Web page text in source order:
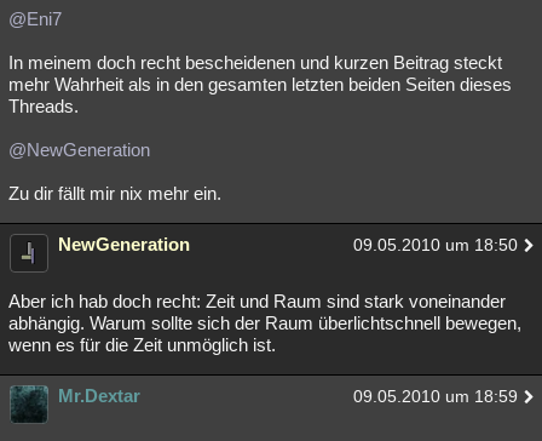
@Eni7
In meinem doch recht bescheidenen und kurzen Beitrag steckt
mehr Wahrheit als in den gesamten letzten beiden Seiten dieses
Threads.
@NewGeneration
Zu dir fällt mir nix mehr ein.
NewGeneration 09.05.2010 um 18:50
Aber ich hab doch recht: Zeit und Raum sind stark voneinander
abhängig. Warum sollte sich der Raum überlichtschnell bewegen,
wenn es für die Zeit unmöglich ist.
Mr.Dextar 09.05.2010 um 18:59